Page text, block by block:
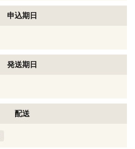
申込期日
発送期日
配送